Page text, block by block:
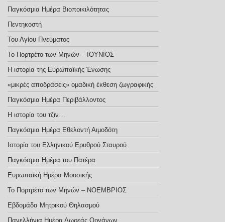
Παγκόσμια Ημέρα Βιοποικιλότητας
Πεντηκοστή
Του Αγίου Πνεύματος
Το Πορτρέτο των Μηνών – ΙΟΥΝΙΟΣ
Η ιστορία της Ευρωπαϊκής Ένωσης
«μικρές αποδράσεις» ομαδική έκθεση ζωγραφικής
Παγκόσμια Ημέρα Περιβάλλοντος
Η ιστορία του τζιν…
Παγκόσμια Ημέρα Εθελοντή Αιμοδότη
Ιστορία του Ελληνικού Ερυθρού Σταυρού
Παγκόσμια Ημέρα του Πατέρα
Ευρωπαϊκή Ημέρα Μουσικής
Το Πορτρέτο των Μηνών – ΝΟΕΜΒΡΙΟΣ
Εβδομάδα Μητρικού Θηλασμού
Πανελλήνια Ημέρα Δωρεάς Οργάνων